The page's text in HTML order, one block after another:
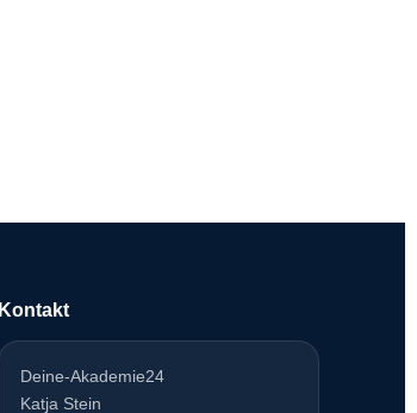
Kontakt
Deine-Akademie24
Katja Stein